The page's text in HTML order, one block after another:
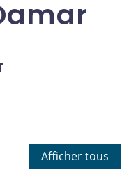
Afficher tous